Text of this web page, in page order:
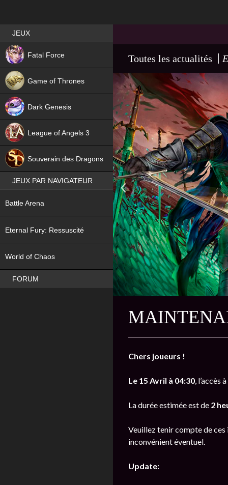
Toutes les actualités
Chers joueurs !
Le 15 Avril à 04:30, l’accès
La durée estimée est de 2
Veuillez tenir compte de
inconvénient éventuel.
Update:
Best RPG games in France
JEUX
Fatal Force
NEW
Game of Thrones
Dark Genesis
League of Angels 3
Souverain des Dragons
JEUX PAR NAVIGATEUR
Battle Arena
NEW
Eternal Fury: Ressuscité
NEW
World of Chaos
NEW
FORUM